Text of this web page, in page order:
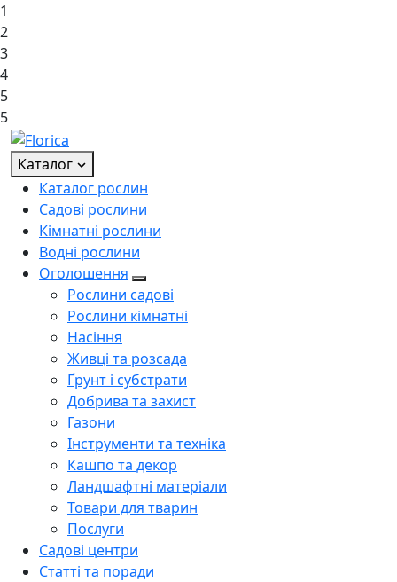
1
2
3
4
5
5
Каталог
Каталог рослин
Садові рослини
Кімнатні рослини
Водні рослини
Оголошення
Рослини садові
Рослини кімнатні
Насіння
Живці та розсада
Ґрунт і субстрати
Добрива та захист
Газони
Інструменти та техніка
Кашпо та декор
Ландшафтні матеріали
Товари для тварин
Послуги
Садові центри
Статті та поради